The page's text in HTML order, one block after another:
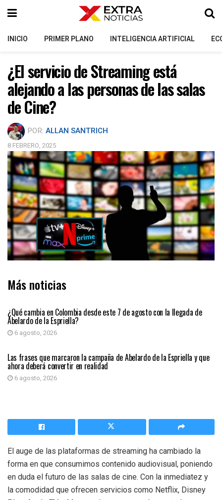
INICIO PRIMER PLANO INTELIGENCIA ARTIFICIAL
¿El servicio de Streaming está
alejando a las personas de las salas
de Cine?
POR: ALLAN SANTRICH
8 FEBRERO, 2025
Más noticias
¿Qué cambia en Colombia desde este 7 de agosto con la llegada de
Abelardo de la Espriella?
6 agosto, 2026
PRIMER PLANO
Las frases que marcaron la campaña de Abelardo de la Espriella y que
ahora deberá convertir en realidad
6 agosto, 2026
El auge de las plataformas de streaming ha cambiado la
forma en que consumimos contenido audiovisual, poniendo
en duda el futuro de las salas de cine. Con la inmediatez y
la comodidad que ofrecen servicios como Netflix, Disney